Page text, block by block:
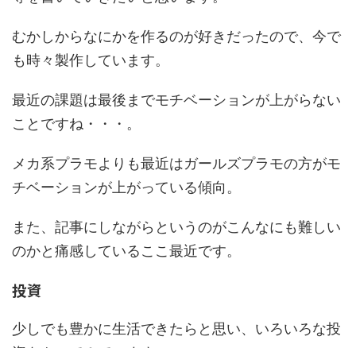
むかしからなにかを作るのが好きだったので、今で
も時々製作しています。
最近の課題は最後までモチベーションが上がらない
ことですね・・・。
メカ系プラモよりも最近はガールズプラモの方がモ
チベーションが上がっている傾向。
また、記事にしながらというのがこんなにも難しい
のかと痛感しているここ最近です。
投資
少しでも豊かに生活できたらと思い、いろいろな投